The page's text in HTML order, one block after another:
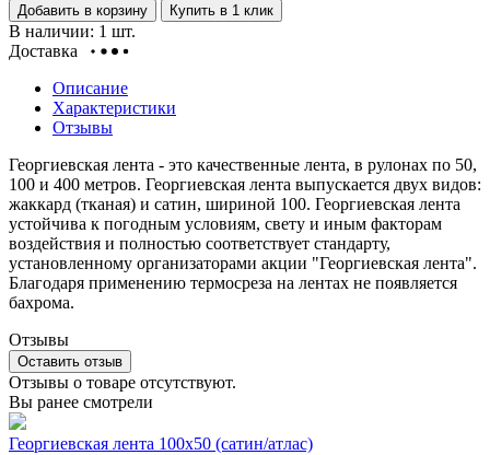
Добавить в корзину
Купить в 1 клик
В наличии: 1 шт.
Доставка
Описание
Характеристики
Отзывы
Георгиевская лента - это качественные лента, в рулонах по 50,
100 и 400 метров. Георгиевская лента выпускается двух видов:
жаккард (тканая) и сатин, шириной 100. Георгиевская лента
устойчива к погодным условиям, свету и иным факторам
воздействия и полностью соответствует стандарту,
установленному организаторами акции "Георгиевская лента".
Благодаря применению термосреза на лентах не появляется
бахрома.
Отзывы
Оставить отзыв
Отзывы о товаре отсутствуют.
Вы ранее смотрели
Георгиевская лента 100х50 (сатин/атлас)